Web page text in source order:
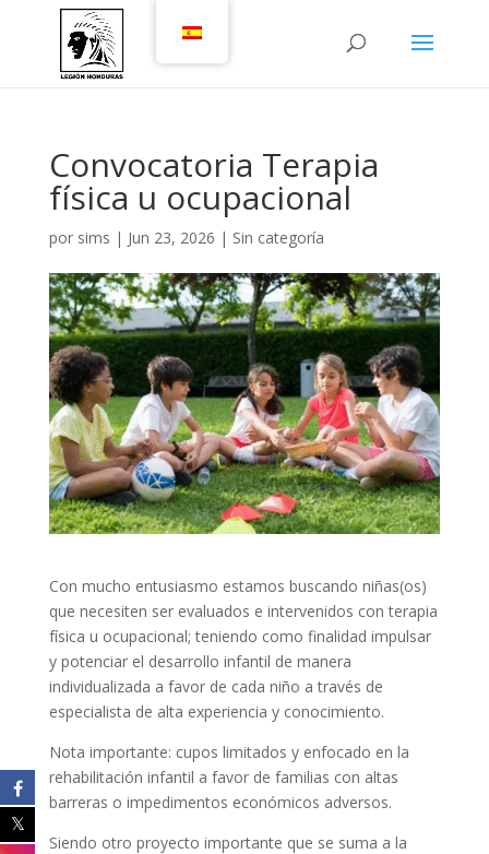
Convocatoria Terapia
física u ocupacional
por sims | Jun 23, 2026 | Sin categoría
Con mucho entusiasmo estamos buscando niñas(os)
que necesiten ser evaluados e intervenidos con terapia
física u ocupacional; teniendo como finalidad impulsar
y potenciar el desarrollo infantil de manera
individualizada a favor de cada niño a través de
especialista de alta experiencia y conocimiento.
Nota importante: cupos limitados y enfocado en la
rehabilitación infantil a favor de familias con altas
barreras o impedimentos económicos adversos.
Siendo otro proyecto importante que se suma a la